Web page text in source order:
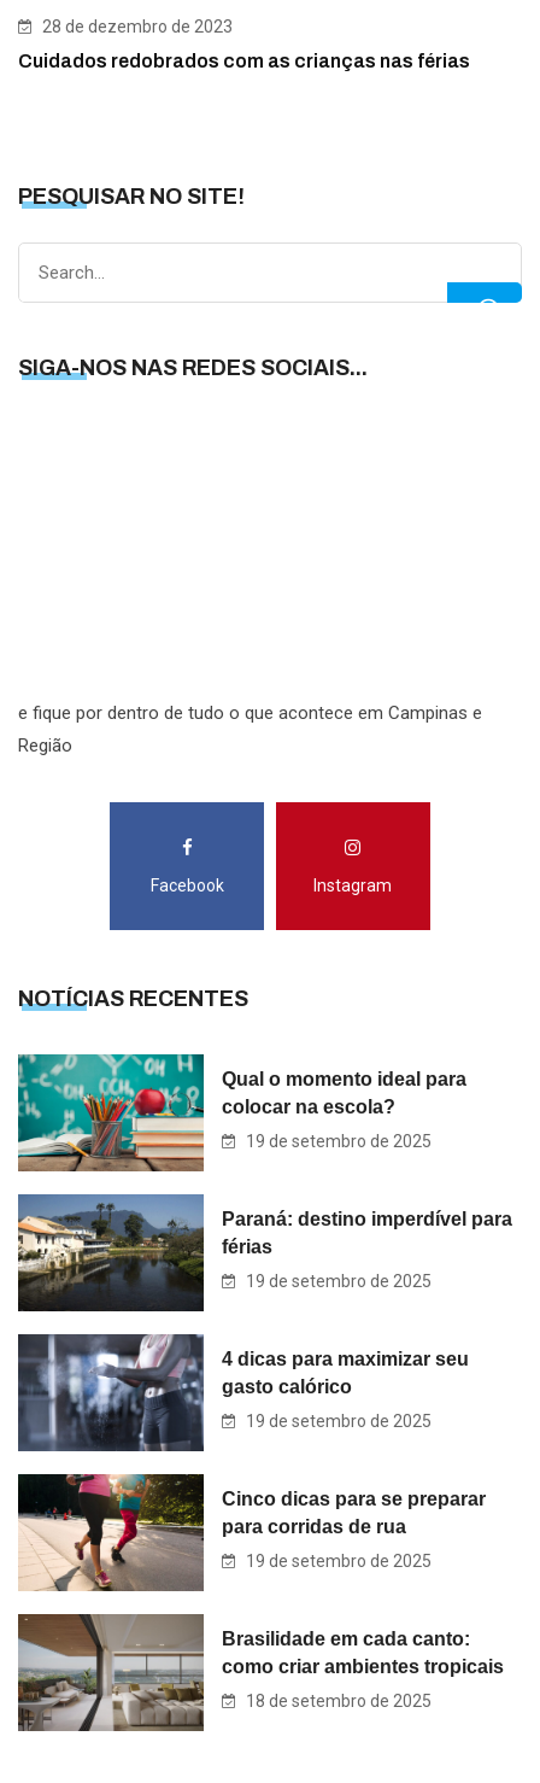
28 de dezembro de 2023
Cuidados redobrados com as crianças nas férias
PESQUISAR NO SITE!
SIGA-NOS NAS REDES SOCIAIS...
e fique por dentro de tudo o que acontece em Campinas e
Região
Facebook Instagram
NOTÍCIAS RECENTES
Qual o momento ideal para
colocar na escola?
19 de setembro de 2025
Paraná: destino imperdível para
férias
19 de setembro de 2025
4 dicas para maximizar seu
gasto calórico
19 de setembro de 2025
Cinco dicas para se preparar
para corridas de rua
19 de setembro de 2025
Brasilidade em cada canto:
como criar ambientes tropicais
18 de setembro de 2025